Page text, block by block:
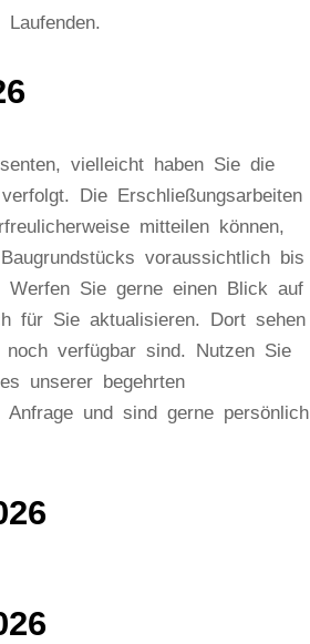
Laufenden.
vielleicht haben Sie die
Die Erschließungsarbeiten
mitteilen können,
voraussichtlich bis
Werfen Sie gerne einen Blick auf
für Sie aktualisieren. Dort sehen
verfügbar sind. Nutzen Sie
unserer begehrten
und sind gerne persönlich